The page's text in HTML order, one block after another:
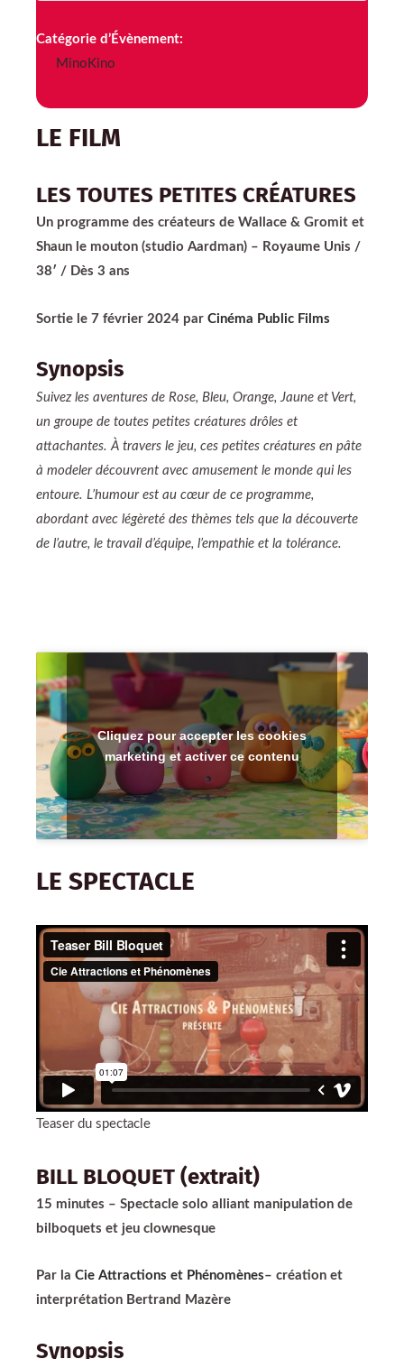
Catégorie d’Évènement:
MinoKino
LE FILM
LES TOUTES PETITES CRÉATURES
Un programme des créateurs de Wallace & Gromit et
Shaun le mouton (studio Aardman) – Royaume Unis /
38′ / Dès 3 ans
Sortie le 7 février 2024 par Cinéma Publ ic Films
Synopsis
Suivez les aventures de Rose, Bleu, Orange, Jaune et Vert,
un groupe de toutes petites créatures drôles et
attachantes. À travers le jeu, ces petites créatures en pâte
à modeler découvrent avec amusement le monde qui les
entoure. L’humour est au cœur de ce programme,
abordant avec légèreté des thèmes tels que la découverte
de l’autre, le travail d’équipe, l’empathie et la tolérance.
Cliquez pour accepter les cookies
marketing et activer ce contenu
LE SPECTACLE
Teaser du spectacle
BILL BLOQUET (extrait)
15 minutes – Spectacle solo alliant manipulation de
bilboquets et jeu clownesque
Par la Cie Attractions et Phénomènes– création et
interprétation Bertrand Mazère
Synopsis